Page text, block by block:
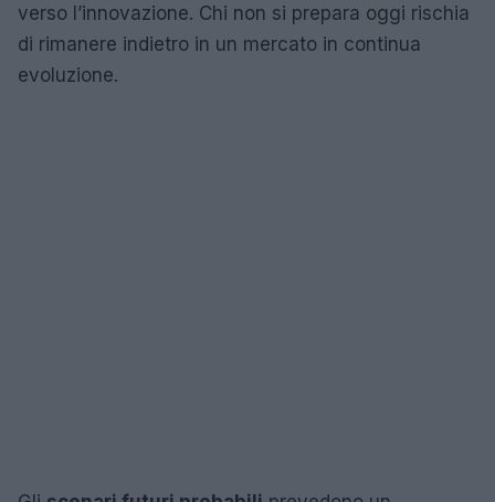
verso l’innovazione. Chi non si prepara oggi rischia
di rimanere indietro in un mercato in continua
evoluzione.